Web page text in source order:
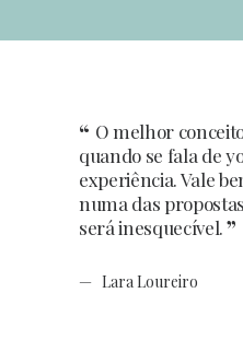
O melhor
quando se fala de
experiência. Vale
numa das
será inesquecível.
Lara Loureiro